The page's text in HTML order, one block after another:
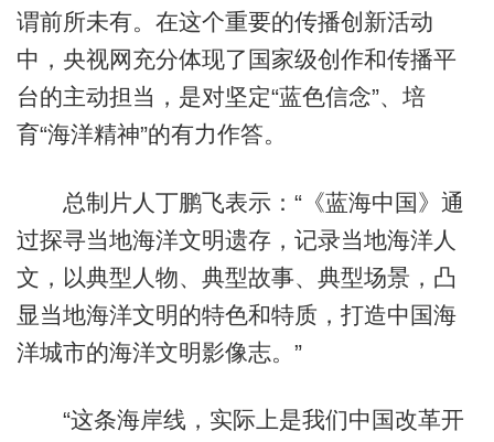
谓前所未有。在这个重要的传播创新活动
中，央视网充分体现了国家级创作和传播平
台的主动担当，是对坚定“蓝色信念”、培
育“海洋精神”的有力作答。
总制片人丁鹏飞表示：“《蓝海中国》通
过探寻当地海洋文明遗存，记录当地海洋人
文，以典型人物、典型故事、典型场景，凸
显当地海洋文明的特色和特质，打造中国海
洋城市的海洋文明影像志。”
“这条海岸线，实际上是我们中国改革开